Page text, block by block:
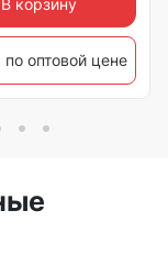
по оптовой цене